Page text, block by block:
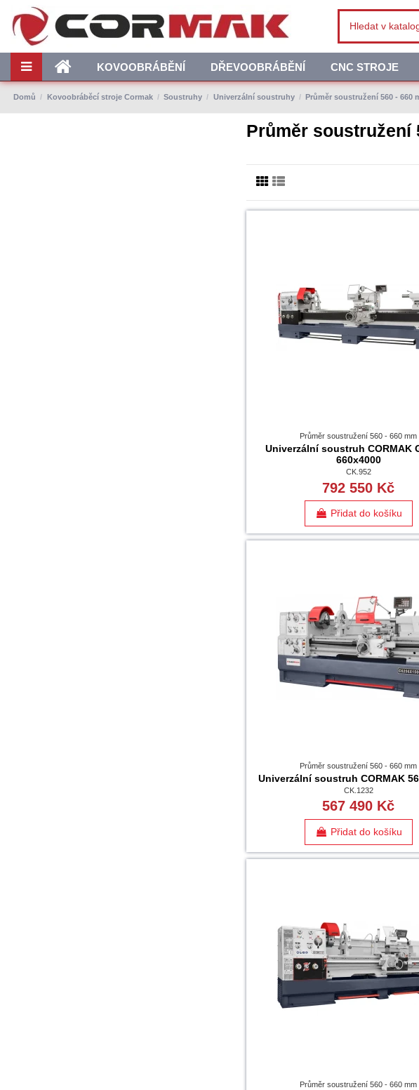
KOVOOBRÁBĚNÍ DŘEVOOBRÁBĚNÍ CNC STROJE
Domů Kovoobráběcí stroje Cormak Soustruhy Univerzální soustruhy Průměr soustružení 560 - 660
Průměr soustružení
Průměr soustružení 560 - 660 mm
Univerzální soustruh CORMAK
660x4000
CK.952
792 550 Kč
Přidat do košíku
Průměr soustružení 560 - 660 mm
Univerzální soustruh CORMAK
CK.1232
567 490 Kč
Přidat do košíku
Průměr soustružení 560 - 660 mm